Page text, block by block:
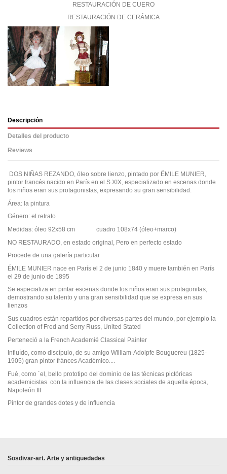
RESTAURACIÓN DE CUERO
RESTAURACIÓN DE CERÁMICA
Descripción
Detalles del producto
Reviews
DOS NIÑAS REZANDO, óleo sobre lienzo, pintado por ËMILE MUNIER,
pintor francés nacido en París en el S.XIX, especializado en escenas donde
los niños eran sus protagonistas, expresando su gran sensibilidad.
Área: la pintura
Género: el retrato
Medidas: óleo 92x58 cm cuadro 108x74 (óleo+marco)
NO RESTAURADO, en estado original, Pero en perfecto estado
Procede de una galería particular
ÉMILE MUNIER nace en París el 2 de junio 1840 y muere también en París
el 29 de junio de 1895
Se especializa en pintar escenas donde los niños eran sus protagonitas,
demostrando su talento y una gran sensibilidad que se expresa en sus
lienzos
Sus cuadros están repartidos por diversas partes del mundo, por ejemplo la
Collection of Fred and Serry Russ, United Stated
Perteneció a la French Academié Classical Painter
Influído, como discípulo, de su amigo William-Adolpfe Bouguereu (1825-
1905) gran pintor fránces Académico....
Fué, como ´el, bello prototipo del dominio de las técnicas pictóricas
academicistas con la influencia de las clases sociales de aquella época,
Napoleón III
Pintor de grandes dotes y de influencia
Sosdivar-art. Arte y antigüedades